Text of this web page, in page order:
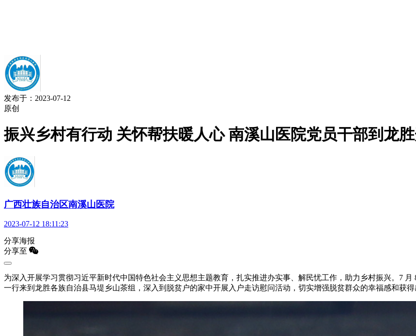
发布于：2023-07-12
原创
振兴乡村有行动 关怀帮扶暖人心 南溪山医院党员干部到龙
广西壮族自治区南溪山医院
2023-07-12 18:11:23
分享海报
分享至
为深入开展学习贯彻习近平新时代中国特色社会主义思想主题教育，扎实推进办实事、解民忧工作，助力乡村振兴。7 月
一行来到龙胜各族自治县马堤乡山茶组，深入到脱贫户的家中开展入户走访慰问活动，切实增强脱贫群众的幸福感和获得